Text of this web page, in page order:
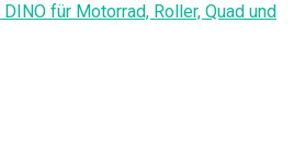
für Motorrad, Roller, Quad und